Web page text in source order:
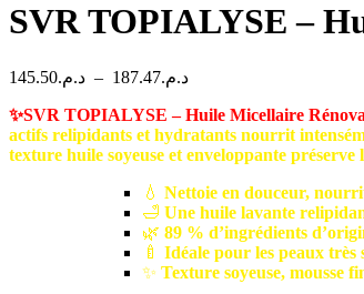
SVR TOPIALYSE –
د.م.145.50 – د.م.187.47
Plage
prix :
د.م.145.50
à
✨SVR TOPIALYSE – Huile Micellaire
actifs relipidants et hydratants nourrit
texture huile soyeuse et enveloppante
💧 Nettoie en douceur,
🛁 Une huile lavante
🌿 89 % d’ingrédients
🍼 Idéale pour les peaux très
✨ Texture soyeuse, mousse